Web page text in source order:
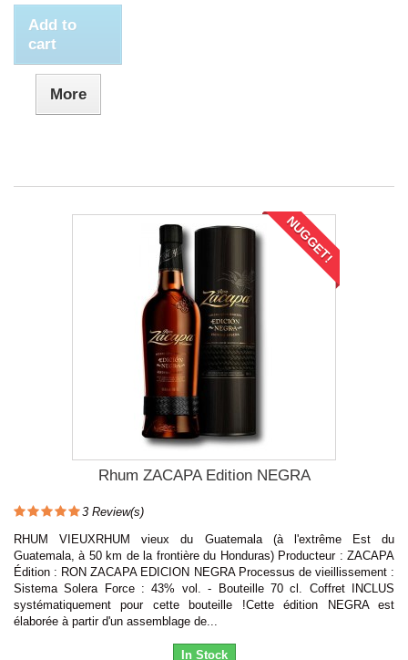
Add to
cart
More
NUGGET!
Rhum ZACAPA Edition NEGRA
3 Review(s)
RHUM VIEUXRHUM vieux du Guatemala (à l'extrême Est du
Guatemala, à 50 km de la frontière du Honduras) Producteur : ZACAPA
Édition : RON ZACAPA EDICION NEGRA Processus de vieillissement :
Sistema Solera Force : 43% vol. - Bouteille 70 cl. Coffret INCLUS
systématiquement pour cette bouteille !Cette édition NEGRA est
élaborée à partir d'un assemblage de...
In Stock